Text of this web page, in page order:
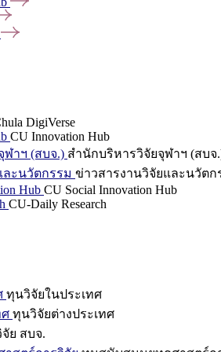
DigiVerse
CU Innovation Hub
ฬาฯ (สบจ.) สำนักบริหารวิจัยจุฬาฯ (สบจ
ละนวัตกรรม ข่าวสารงานวิจัยและนวัตก
Hub CU Social Innovation Hub
CU-Daily Research
ทุนวิจัยในประเทศ
ศ ทุนวิจัยต่างประเทศ
ย สบจ.